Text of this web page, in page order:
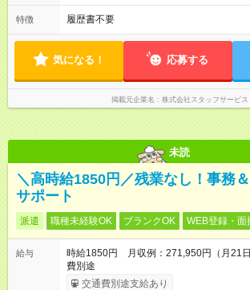
特徴 履歴書不要
気になる！ 応募する
掲載元企業名 株式会社スタッフサービス
未読
＼高時給1850円／残業なし！事務
サポート
派遣 職種未経験OK ブランクOK WEB登録・面
給与
時給1850円 月収例：271,950円（月21
費別途
交通費別途支給あり